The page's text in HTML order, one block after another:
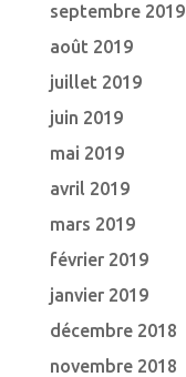
septembre 2019
août 2019
juillet 2019
juin 2019
mai 2019
avril 2019
mars 2019
février 2019
janvier 2019
décembre 2018
novembre 2018